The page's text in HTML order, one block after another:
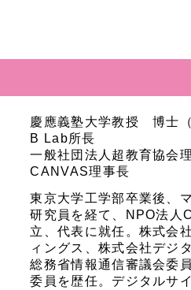
慶應義塾大学教授 博士
B Lab所長
一般社団法人超教育協会
CANVAS理事長
東京大学工学部卒業後、
研究員を経て、NPO法人
立、代表に就任。株式会
ィングス、株式会社デジ
総務省情報通信審議会委
委員を歴任。デジタルサ